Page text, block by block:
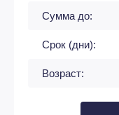
Сумма до:
Срок (дни):
Возраст: